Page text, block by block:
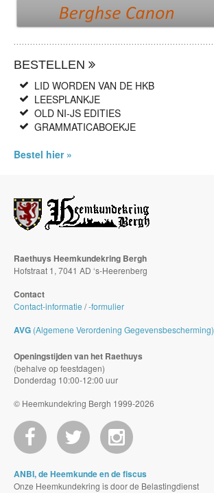
BESTELLEN
LID WORDEN VAN DE HKB
LEESPLANKJE
OLD NI-JS EDITIES
GRAMMATICABOEKJE
Bestel hier »
Raethuys Heemkundekring Bergh
Hofstraat 1, 7041 AD ‘s-Heerenberg
Contact
Contact-informatie /-formulier
AVG (Algemene Verordening Gegevensbescherming)
Openingstijden van het Raethuys
(behalve op feestdagen)
Donderdag 10:00-12:00 uur
© Heemkundekring Bergh 1999-2026
ANBI, de Heemkunde en de fiscus
Onze Heemkundekring is door de Belastingdienst